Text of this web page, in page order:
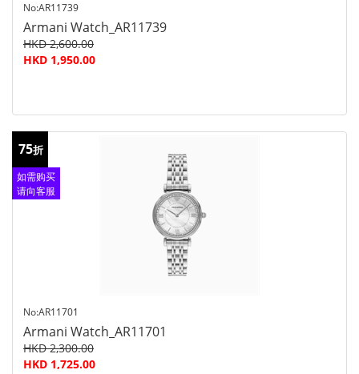
No:AR11739
Armani Watch_AR11739
HKD 2,600.00
HKD 1,950.00
75折
如需购买
请向客服
No:AR11701
Armani Watch_AR11701
HKD 2,300.00
HKD 1,725.00